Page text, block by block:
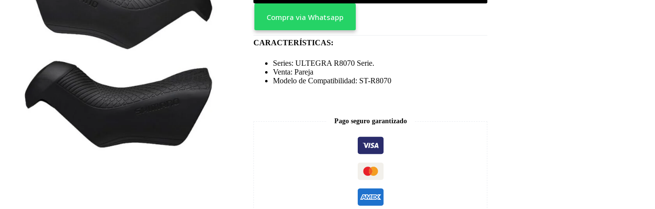
Compra via Whatsapp
CARACTERÍSTICAS:
Series: ULTEGRA R8070 Serie.
Venta: Pareja
Modelo de Compatibilidad: ST-R8070
Pago seguro garantizado